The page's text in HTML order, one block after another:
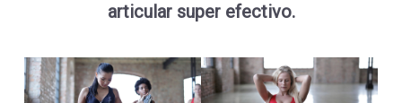
articular super efectivo.